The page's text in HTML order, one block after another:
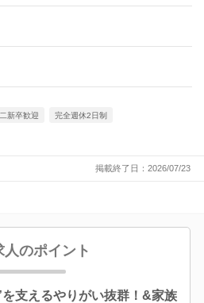
知県、福岡県、熊本県
新卒歓迎 完全週休2日制
掲載終了日：2026/07/23
人のポイント
支えるやりがい抜群！&家族